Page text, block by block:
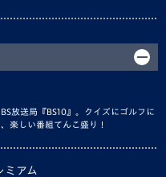
放送局『BS10』。クイズにゴルフに
楽しい番組てんこ盛り！
ミアム